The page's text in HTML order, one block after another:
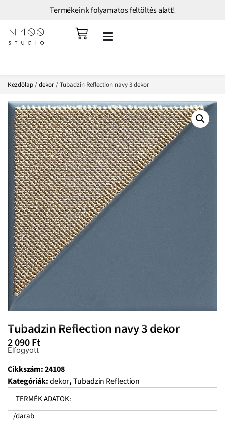
Termékeink folyamatos feltöltés alatt!
Kezdőlap/dekor/ Tubadzin Reflection navy 3 dekor
Tubadzin Reflection navy 3 dekor
2 090Ft
Elfogyott
Cikkszám:24108
Kategóriák:dekor,Tubadzin Reflection
TERMÉK ADATOK:
/darab